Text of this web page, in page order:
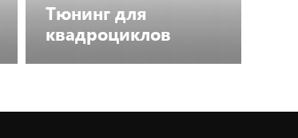
Тюнинг для
квадроциклов